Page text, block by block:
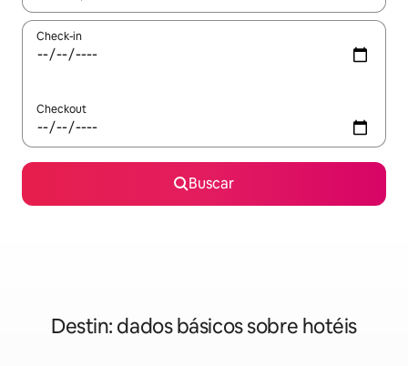
Check-in
Checkout
Buscar
Destin: dados básicos sobre hotéis